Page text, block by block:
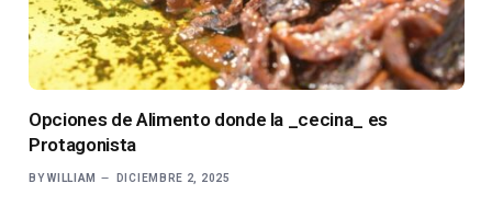
Opciones de Alimento donde la _cecina_ es
Protagonista
BY WILLIAM DICIEMBRE 2, 2025